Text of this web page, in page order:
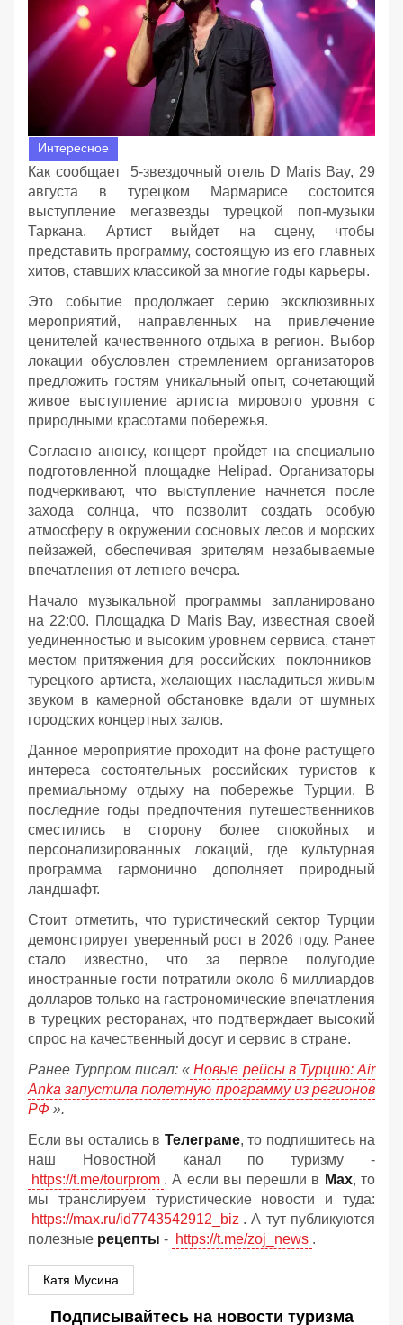
Интересное
Как сообщает 5-звездочный отель D Maris Bay, 29
августа в турецком Мармарисе состоится
выступление мегазвезды турецкой поп-музыки
Таркана. Артист выйдет на сцену, чтобы
представить программу, состоящую из его главных
хитов, ставших классикой за многие годы карьеры.
Это событие продолжает серию эксклюзивных
мероприятий, направленных на привлечение
ценителей качественного отдыха в регион. Выбор
локации обусловлен стремлением организаторов
предложить гостям уникальный опыт, сочетающий
живое выступление артиста мирового уровня с
природными красотами побережья.
Согласно анонсу, концерт пройдет на специально
подготовленной площадке Helipad. Организаторы
подчеркивают, что выступление начнется после
захода солнца, что позволит создать особую
атмосферу в окружении сосновых лесов и морских
пейзажей, обеспечивая зрителям незабываемые
впечатления от летнего вечера.
Начало музыкальной программы запланировано
на 22:00. Площадка D Maris Bay, известная своей
уединенностью и высоким уровнем сервиса, станет
местом притяжения для российских поклонников
турецкого артиста, желающих насладиться живым
звуком в камерной обстановке вдали от шумных
городских концертных залов.
Данное мероприятие проходит на фоне растущего
интереса состоятельных российских туристов к
премиальному отдыху на побережье Турции. В
последние годы предпочтения путешественников
сместились в сторону более спокойных и
персонализированных локаций, где культурная
программа гармонично дополняет природный
ландшафт.
Стоит отметить, что туристический сектор Турции
демонстрирует уверенный рост в 2026 году. Ранее
стало известно, что за первое полугодие
иностранные гости потратили около 6 миллиардов
долларов только на гастрономические впечатления
в турецких ресторанах, что подтверждает высокий
спрос на качественный досуг и сервис в стране.
Ранее Турпром писал: « Новые рейсы в Турцию: Air
Anka запустила полетную программу из регионов
РФ ».
Если вы остались в Телеграме, то подпишитесь на
наш Новостной канал по туризму -
https://t.me/tourprom . А если вы перешли в Мах, то
мы транслируем туристические новости и туда:
https://max.ru/id7743542912_biz . А тут публикуются
полезные рецепты - https://t.me/zoj_news .
Катя Мусина
Подписывайтесь на новости туризма